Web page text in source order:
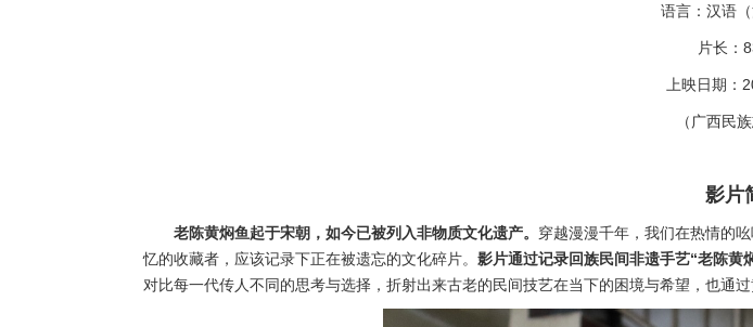
语言：汉语（
片长：
上映日期：
（广西民
影片
老陈黄焖鱼起于宋朝，如今已被列入非物质文化遗产。 穿越漫漫千年，我们在热情的
忆的收藏者，应该记录下正在被遗忘的文化碎片。 影片通过记录回族民间非遗手艺“老陈黄
对比每一代传人不同的思考与选择，折射出来古老的民间技艺在当下的困境与希望，也通